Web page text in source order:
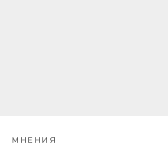
МНЕНИЯ